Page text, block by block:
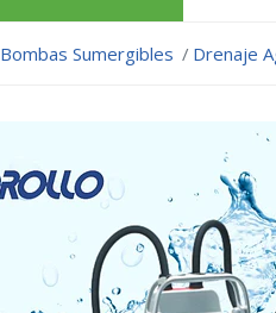
Bombas Sumergibles Drenaje